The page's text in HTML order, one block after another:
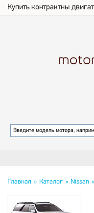
Купить контрактны
Главная Каталог Nissan